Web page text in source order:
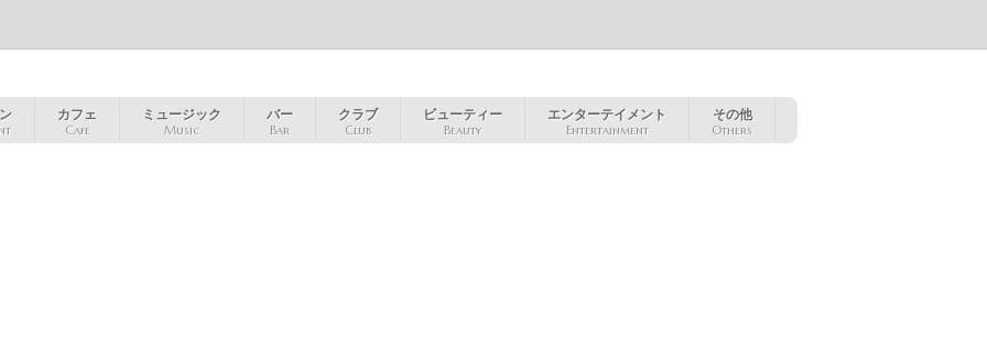
カフェ
Cafe
ミュージック
Music
バー
Bar
クラブ
Club
ビューティー
Beauty
エンターテイメント
Entertainment
その他
Others